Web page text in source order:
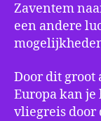
Zaventem
een andere
Door dit groot
Europa kan je
vliegreis door